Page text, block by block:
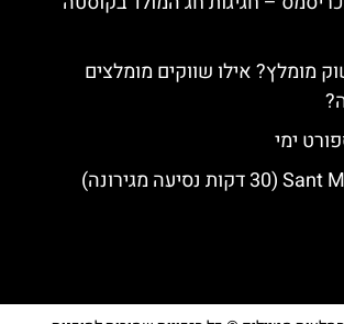
מומלץ? אילו שווקים מומלצים
ימי